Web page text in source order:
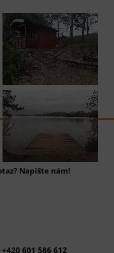
Napište nám!
601 586 612